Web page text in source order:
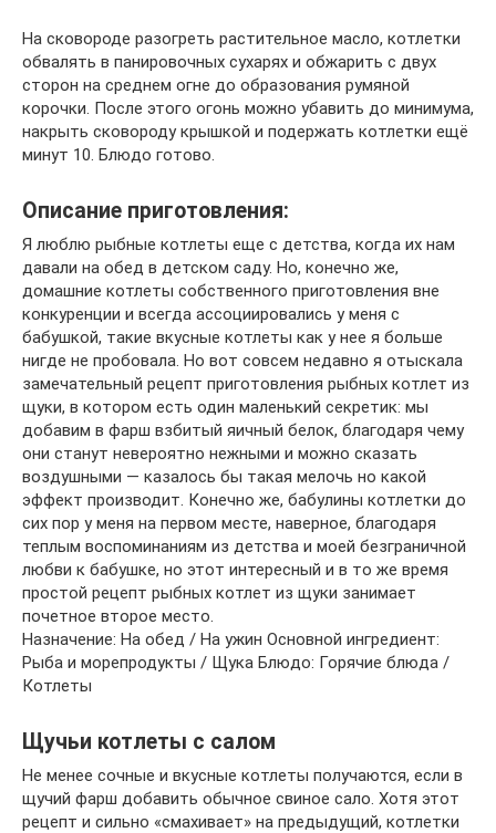
На сковороде разогреть растительное масло, котлетки
обвалять в панировочных сухарях и обжарить с двух
сторон на среднем огне до образования румяной
корочки. После этого огонь можно убавить до минимума,
накрыть сковороду крышкой и подержать котлетки ещё
минут 10. Блюдо готово.
Описание приготовления:
Я люблю рыбные котлеты еще с детства, когда их нам
давали на обед в детском саду. Но, конечно же,
домашние котлеты собственного приготовления вне
конкуренции и всегда ассоциировались у меня с
бабушкой, такие вкусные котлеты как у нее я больше
нигде не пробовала. Но вот совсем недавно я отыскала
замечательный рецепт приготовления рыбных котлет из
щуки, в котором есть один маленький секретик: мы
добавим в фарш взбитый яичный белок, благодаря чему
они станут невероятно нежными и можно сказать
воздушными — казалось бы такая мелочь но какой
эффект производит. Конечно же, бабулины котлетки до
сих пор у меня на первом месте, наверное, благодаря
теплым воспоминаниям из детства и моей безграничной
любви к бабушке, но этот интересный и в то же время
простой рецепт рыбных котлет из щуки занимает
почетное второе место.
Назначение: На обед / На ужин Основной ингредиент:
Рыба и морепродукты / Щука Блюдо: Горячие блюда /
Котлеты
Щучьи котлеты с салом
Не менее сочные и вкусные котлеты получаются, если в
щучий фарш добавить обычное свиное сало. Хотя этот
рецепт и сильно «смахивает» на предыдущий, котлетки